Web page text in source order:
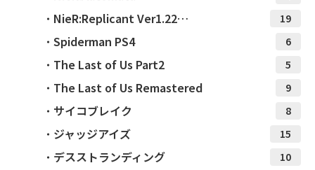
NieR:Replicant Ver1.22… 19
Spiderman PS4 6
The Last of Us Part2 5
The Last of Us Remastered 9
サイコブレイク 8
ジャッジアイズ 15
デスストランディング 10